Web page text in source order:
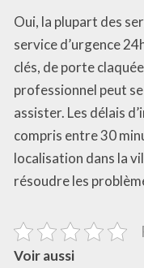
Oui, la plupart des
service d’urgence
clés, de porte
professionnel peut
assister. Les délais
compris entre 30
localisation dans la
résoudre les
Voir aussi